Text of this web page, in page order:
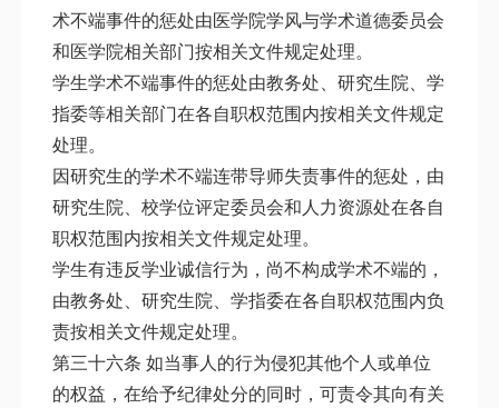
术不端事件的惩处由医学院学风与学术道德委员会
和医学院相关部门按相关文件规定处理。
学生学术不端事件的惩处由教务处、研究生院、学
指委等相关部门在各自职权范围内按相关文件规定
处理。
因研究生的学术不端连带导师失责事件的惩处，由
研究生院、校学位评定委员会和人力资源处在各自
职权范围内按相关文件规定处理。
学生有违反学业诚信行为，尚不构成学术不端的，
由教务处、研究生院、学指委在各自职权范围内负
责按相关文件规定处理。
第三十六条 如当事人的行为侵犯其他个人或单位
的权益，在给予纪律处分的同时，可责令其向有关